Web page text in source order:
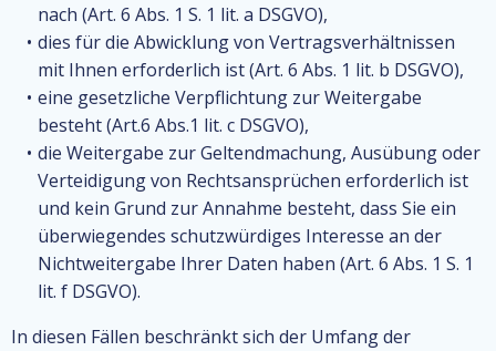
nach (Art. 6 Abs. 1 S. 1 lit. a DSGVO),
dies für die Abwicklung von Vertragsverhältnissen
mit Ihnen erforderlich ist (Art. 6 Abs. 1 lit. b DSGVO),
eine gesetzliche Verpflichtung zur Weitergabe
besteht (Art.6 Abs.1 lit. c DSGVO),
die Weitergabe zur Geltendmachung, Ausübung oder
Verteidigung von Rechtsansprüchen erforderlich ist
und kein Grund zur Annahme besteht, dass Sie ein
überwiegendes schutzwürdiges Interesse an der
Nichtweitergabe Ihrer Daten haben (Art. 6 Abs. 1 S. 1
lit. f DSGVO).
In diesen Fällen beschränkt sich der Umfang der